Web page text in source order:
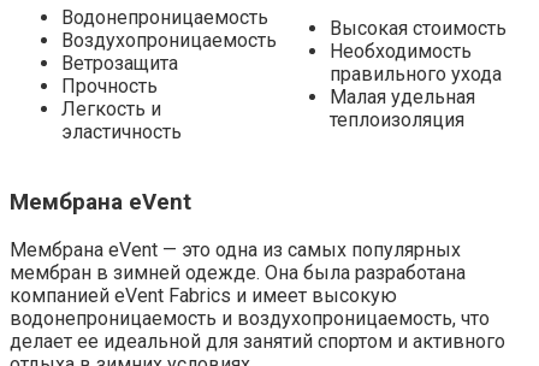
Водонепроницаемость
Воздухопроницаемость
Ветрозащита
Прочность
Легкость и
эластичность
Высокая стоимость
Необходимость
правильного ухода
Малая удельная
теплоизоляция
Мембрана eVent
Мембрана eVent — это одна из самых популярных
мембран в зимней одежде. Она была разработана
компанией eVent Fabrics и имеет высокую
водонепроницаемость и воздухопроницаемость, что
делает ее идеальной для занятий спортом и активного